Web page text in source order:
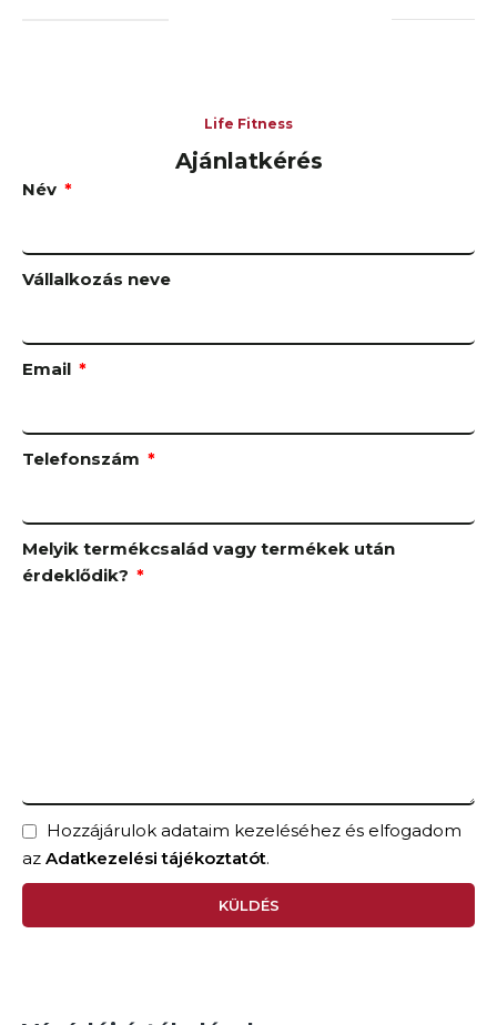
Life Fitness
Ajánlatkérés
Név
Vállalkozás neve
Email
Telefonszám
Melyik termékcsalád vagy termékek után
érdeklődik?
Hozzájárulok adataim kezeléséhez és elfogadom
az Adatkezelési tájékoztatót.
KÜLDÉS